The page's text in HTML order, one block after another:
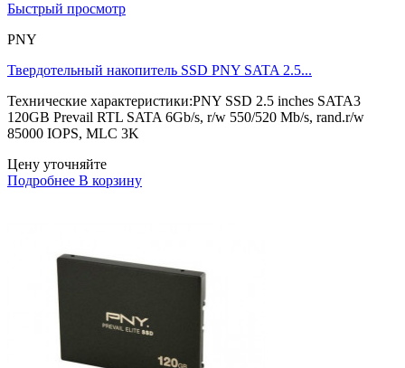
Быстрый просмотр
PNY
Твердотельный накопитель SSD PNY SATA 2.5...
Технические характеристики:PNY SSD 2.5 inches SATA3
120GB Prevail RTL SATA 6Gb/s, r/w 550/520 Mb/s, rand.r/w
85000 IOPS, MLC 3K
Цену уточняйте
Подробнее В корзину